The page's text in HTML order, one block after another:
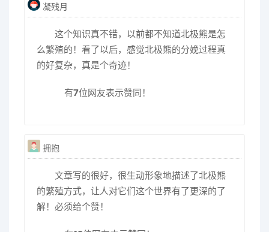
凝残月
这个知识真不错，以前都不知道北极熊是怎
么繁殖的！看了以后，感觉北极熊的分娩过程真
的好复杂，真是个奇迹！
有7位网友表示赞同！
拥抱
文章写的很好，很生动形象地描述了北极熊
的繁殖方式，让人对它们这个世界有了更深的了
解！必须给个赞！